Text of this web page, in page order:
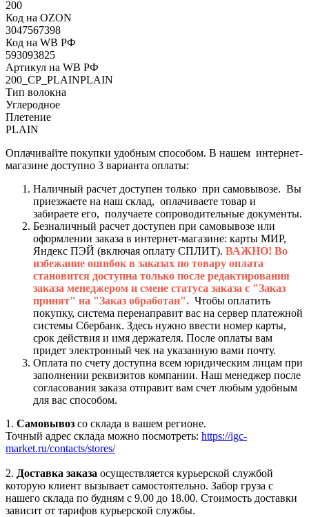
200
Код на OZON
3047567398
Код на WB РФ
593093825
Артикул на WB РФ
200_СР_PLAINPLAIN
Тип волокна
Углеродное
Плетение
PLAIN
Оплачивайте покупки удобным способом. В нашем интернет-
магазине доступно 3 варианта оплаты:
Наличный расчет доступен только при самовывозе. Вы
приезжаете на наш склад, оплачиваете товар и
забираете его, получаете сопроводительные документы.
Безналичный расчет доступен при самовывозе или
оформлении заказа в интернет-магазине: карты МИР,
Яндекс ПЭЙ (включая оплату СПЛИТ). ВАЖНО! Во
избежание ошибок в заказах по товару оплата
становится доступна только после редактирования
заказа менеджером и смене статуса заказа с "Заказ
принят" на "Заказ обработан". Чтобы оплатить
покупку, система перенаправит вас на сервер платежной
системы Сбербанк. Здесь нужно ввести номер карты,
срок действия и имя держателя. После оплаты вам
придет электронный чек на указанную вами почту.
Оплата по счету доступна всем юридическим лицам при
заполнении реквизитов компании. Наш менеджер после
согласования заказа отправит вам счет любым удобным
для вас способом.
1. Самовывоз со склада в вашем регионе.
Точный адрес склада можно посмотреть: https://igc-
market.ru/contacts/stores/
2. Доставка заказа осуществляется курьерской службой
которую клиент вызывает самостоятельно. Забор груза с
нашего склада по будням с 9.00 до 18.00. Стоимость доставки
зависит от тарифов курьерской службы.